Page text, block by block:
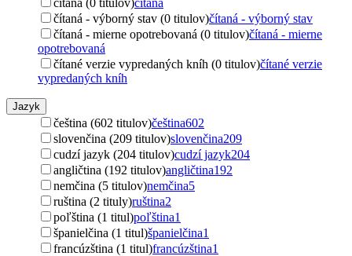
čítaná (0 titulov)čítaná
čítaná - výborný stav (0 titulov)čítaná - výborný stav
čítaná - mierne opotrebovaná (0 titulov)čítaná - mierne
opotrebovaná
čítané verzie vypredaných kníh (0 titulov)čítané verzie
vypredaných kníh
Jazyk
čeština (602 titulov)čeština602
slovenčina (209 titulov)slovenčina209
cudzí jazyk (204 titulov)cudzí jazyk204
angličtina (192 titulov)angličtina192
nemčina (5 titulov)nemčina5
ruština (2 tituly)ruština2
poľština (1 titul)poľština1
španielčina (1 titul)španielčina1
francúzština (1 titul)francúzština1